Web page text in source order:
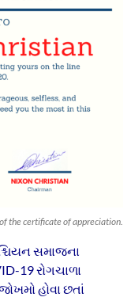
the certificate of appreciation.
સમાજના
19 રોગચાળા
હોવા છતાં